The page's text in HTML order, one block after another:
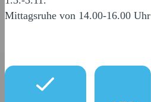
Mittagsruhe von 14.00-16.00 Uhr